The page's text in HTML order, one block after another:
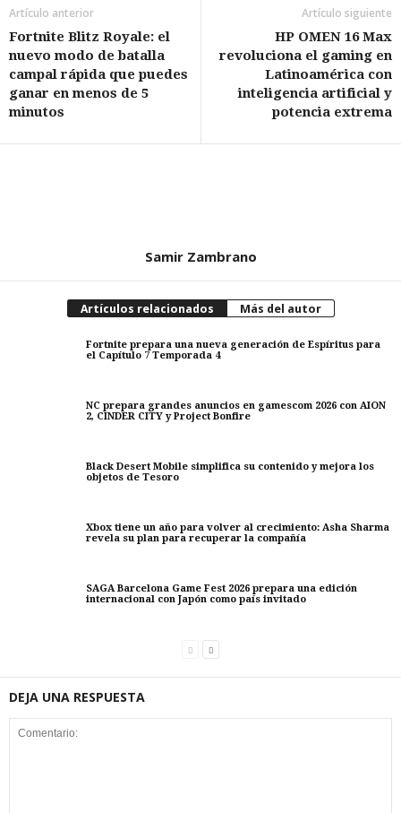
Artículo anterior
Fortnite Blitz Royale: el
nuevo modo de batalla
campal rápida que puedes
ganar en menos de 5
minutos
Artículo siguiente
HP OMEN 16 Max
revoluciona el gaming en
Latinoamérica con
inteligencia artificial y
potencia extrema
Samir Zambrano
Artículos relacionados Más del autor
Fortnite prepara una nueva generación de Espíritus para
el Capítulo 7 Temporada 4
NC prepara grandes anuncios en gamescom 2026 con AION
2, CINDER CITY y Project Bonfire
Black Desert Mobile simplifica su contenido y mejora los
objetos de Tesoro
Xbox tiene un año para volver al crecimiento: Asha Sharma
revela su plan para recuperar la compañía
SAGA Barcelona Game Fest 2026 prepara una edición
internacional con Japón como país invitado
DEJA UNA RESPUESTA